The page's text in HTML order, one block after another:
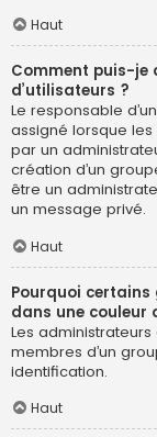
Haut
Comment puis-je
d’utilisateurs ?
Le responsable
assigné lorsque les
par un
création d’un
être un
un message privé.
Haut
Pourquoi
dans une couleur
Les
membres d’un
identification.
Haut